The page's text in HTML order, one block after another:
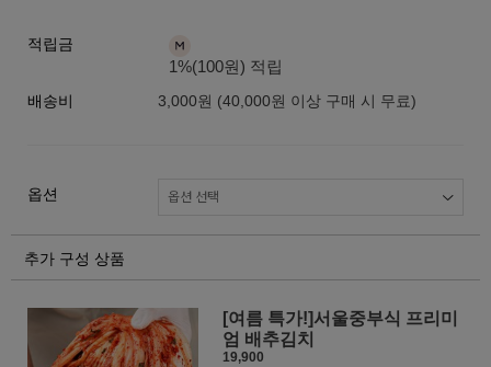
적립금
1%(100원) 적립
배송비 3,000원 (40,000원 이상 구매 시 무료)
옵션
추가 구성 상품
[여름 특가!]서울중부식 프리미
엄 배추김치
19,900